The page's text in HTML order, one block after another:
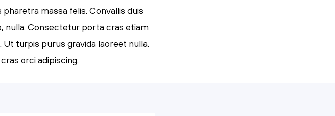
massa felis. Convallis duis
nulla. Consectetur porta cras etiam
turpis purus gravida laoreet nulla.
orci adipiscing.